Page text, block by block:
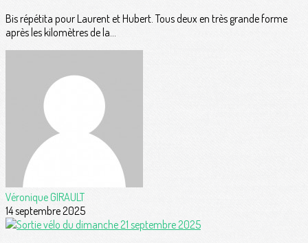
Bis répétita pour Laurent et Hubert. Tous deux en très grande forme
après les kilomètres de la...
Véronique GIRAULT
14 septembre 2025